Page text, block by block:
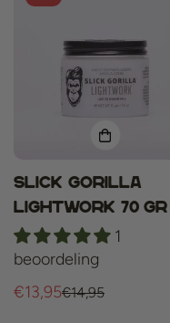
Slick Gorilla
Lightwork 70 gr
1
beoordeling
Verkoopprijs
€13,95
Normale€14,95